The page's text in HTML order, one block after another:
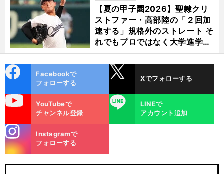
【夏の甲子園2026】聖隷クリ
ストファー・高部陸の「２回加
速する」規格外のストレート そ
れでもプロではなく大学進学を
選ぶ理由
ok
Facebookで
フォローする
Xでフォローする
YouTubeで
チャンネル登録
LINE
LINEで
アカウント追加
m
Instagramで
フォローする